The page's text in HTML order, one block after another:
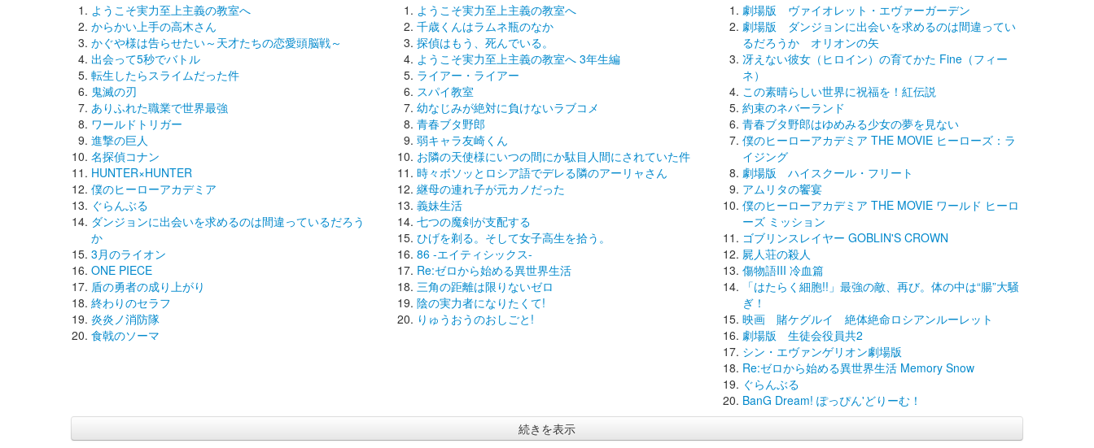
ようこそ実力至上主義の教室へ
からかい上手の高木さん
かぐや様は告らせたい～天才たちの恋愛頭脳戦～
出会って5秒でバトル
転生したらスライムだった件
鬼滅の刃
ありふれた職業で世界最強
ワールドトリガー
進撃の巨人
名探偵コナン
HUNTER×HUNTER
僕のヒーローアカデミア
ぐらんぶる
ダンジョンに出会いを求めるのは間違っているだろう
か
3月のライオン
ONE PIECE
盾の勇者の成り上がり
終わりのセラフ
炎炎ノ消防隊
食戟のソーマ
ようこそ実力至上主義の教室へ
千歳くんはラムネ瓶のなか
探偵はもう、死んでいる。
ようこそ実力至上主義の教室へ 3年生編
ライアー・ライアー
スパイ教室
幼なじみが絶対に負けないラブコメ
青春ブタ野郎
弱キャラ友崎くん
お隣の天使様にいつの間にか駄目人間にされていた件
時々ボソッとロシア語でデレる隣のアーリャさん
継母の連れ子が元カノだった
義妹生活
七つの魔剣が支配する
ひげを剃る。そして女子高生を拾う。
86 -エイティシックス-
Re:ゼロから始める異世界生活
三角の距離は限りないゼロ
陰の実力者になりたくて!
りゅうおうのおしごと!
劇場版 ヴァイオレット・エヴァーガーデン
劇場版 ダンジョンに出会いを求めるのは間違ってい
るだろうか オリオンの矢
冴えない彼女（ヒロイン）の育てかた Fine（フィー
ネ）
この素晴らしい世界に祝福を！紅伝説
約束のネバーランド
青春ブタ野郎はゆめみる少女の夢を見ない
僕のヒーローアカデミア THE MOVIE ヒーローズ：ラ
イジング
劇場版 ハイスクール・フリート
アムリタの饗宴
僕のヒーローアカデミア THE MOVIE ワールド ヒーロ
ーズ ミッション
ゴブリンスレイヤー GOBLIN'S CROWN
屍人荘の殺人
傷物語III 冷血篇
「はたらく細胞!!」最強の敵、再び。体の中は“腸”大騒
ぎ！
映画 賭ケグルイ 絶体絶命ロシアンルーレット
劇場版 生徒会役員共2
シン・エヴァンゲリオン劇場版
Re:ゼロから始める異世界生活 Memory Snow
ぐらんぶる
BanG Dream! ぽっぴん'どりーむ！
続きを表示